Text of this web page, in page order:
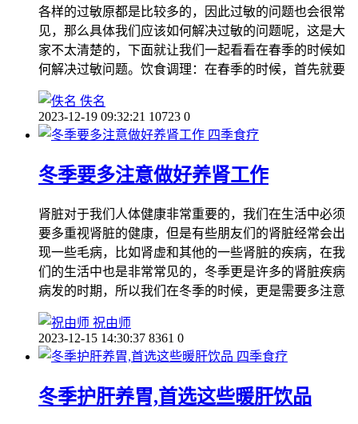
各样的过敏原都是比较多的，因此过敏的问题也会很常
见，那么具体我们应该如何解决过敏的问题呢，这是大
家不太清楚的，下面就让我们一起看看在春季的时候如
何解决过敏问题。饮食调理：在春季的时候，首先就要
佚名
2023-12-19 09:32:21 10723 0
四季食疗
冬季要多注意做好养肾工作
肾脏对于我们人体健康非常重要的，我们在生活中必须
要多重视肾脏的健康，但是有些朋友们的肾脏经常会出
现一些毛病，比如肾虚和其他的一些肾脏的疾病，在我
们的生活中也是非常常见的，冬季更是许多的肾脏疾病
病发的时期，所以我们在冬季的时候，更是需要多注意
祝由师
2023-12-15 14:30:37 8361 0
四季食疗
冬季护肝养胃,首选这些暖肝饮品